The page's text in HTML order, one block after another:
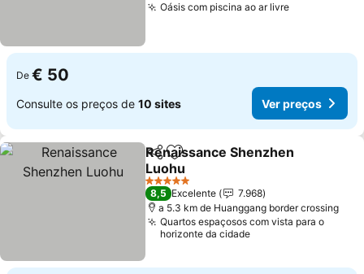
Oásis com piscina ao ar livre
De € 50
Consulte os preços de 10 sites Ver preços
PartilharAdicionar aos favoritos
Renaissance Shenzhen
Luohu
5 Estrelas
8,5 Excelente
7.968
a 5.3 km de Huanggang border crossing
Quartos espaçosos com vista para o
horizonte da cidade